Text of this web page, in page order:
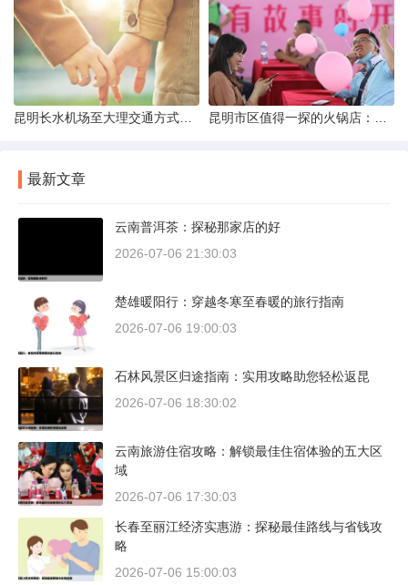
最新文章
云南普洱茶：探秘那家店的好
2026-07-06 21:30:03
楚雄暖阳行：穿越冬寒至春暖的旅行指南
2026-07-06 19:00:03
石林风景区归途指南：实用攻略助您轻松返昆
2026-07-06 18:30:02
云南旅游住宿攻略：解锁最佳住宿体验的五大区
域
2026-07-06 17:30:03
长春至丽江经济实惠游：探秘最佳路线与省钱攻
略
2026-07-06 15:00:03